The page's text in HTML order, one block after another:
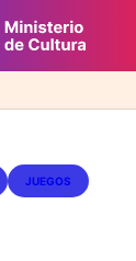
JUEGOS